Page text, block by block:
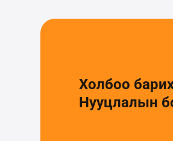
Холбоо
Нууцлалын